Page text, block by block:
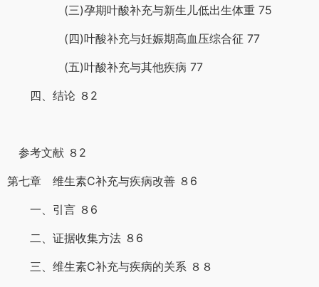
(三)孕期叶酸补充与新生儿低出生体重 75
(四)叶酸补充与妊娠期高血压综合征 77
(五)叶酸补充与其他疾病 77
四、结论 ８2
参考文献 ８2
第七章 维生素C补充与疾病改善 ８6
一、引言 ８6
二、证据收集方法 ８6
三、维生素C补充与疾病的关系 ８８